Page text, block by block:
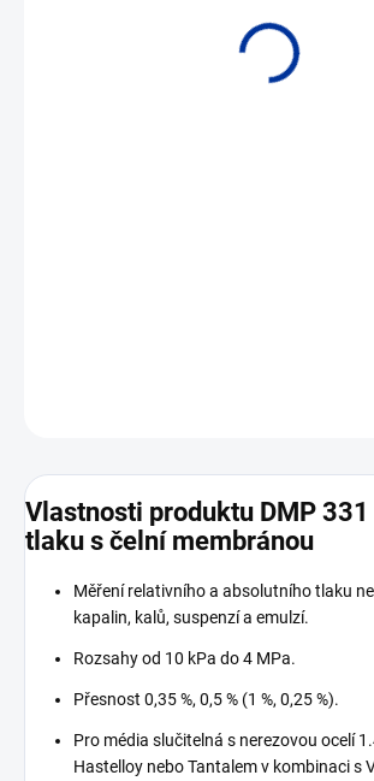
Vlastnosti produktu DMP
tlaku s čelní membránou
Měření relativního a absolutního tlaku
kapalin, kalů, suspenzí a emulzí.
Rozsahy od 10 kPa do 4 MPa.
Přesnost 0,35 %, 0,5 % (1 %, 0,25 %).
Pro média slučitelná s nerezovou ocelí
Hastelloy nebo Tantalem v kombinaci s